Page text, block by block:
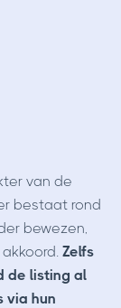
van de
bestaat rond
bewezen,
Zelfs
de listing al
via hun